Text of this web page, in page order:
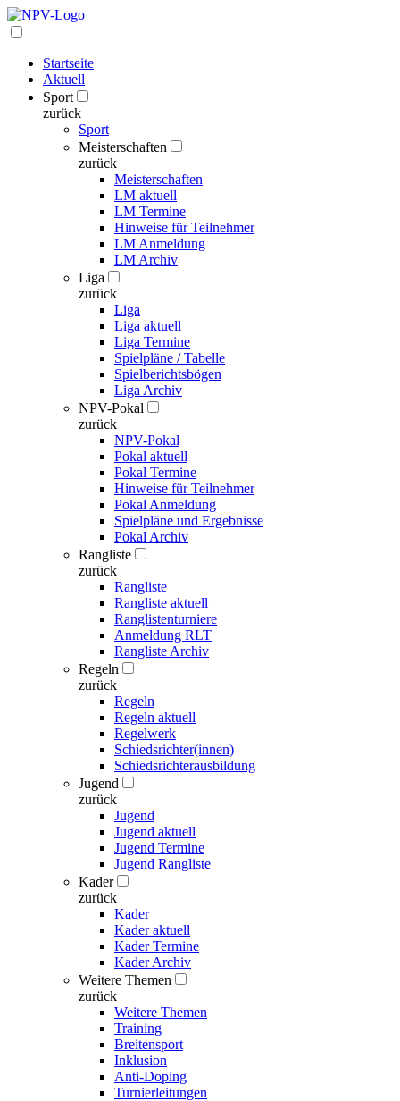
Startseite
Aktuell
Sport
zurück
Sport
Meisterschaften
zurück
Meisterschaften
LM aktuell
LM Termine
Hinweise für Teilnehmer
LM Anmeldung
LM Archiv
Liga
zurück
Liga
Liga aktuell
Liga Termine
Spielpläne / Tabelle
Spielberichtsbögen
Liga Archiv
NPV-Pokal
zurück
NPV-Pokal
Pokal aktuell
Pokal Termine
Hinweise für Teilnehmer
Pokal Anmeldung
Spielpläne und Ergebnisse
Pokal Archiv
Rangliste
zurück
Rangliste
Rangliste aktuell
Ranglistenturniere
Anmeldung RLT
Rangliste Archiv
Regeln
zurück
Regeln
Regeln aktuell
Regelwerk
Schiedsrichter(innen)
Schiedsrichterausbildung
Jugend
zurück
Jugend
Jugend aktuell
Jugend Termine
Jugend Rangliste
Kader
zurück
Kader
Kader aktuell
Kader Termine
Kader Archiv
Weitere Themen
zurück
Weitere Themen
Training
Breitensport
Inklusion
Anti-Doping
Turnierleitungen